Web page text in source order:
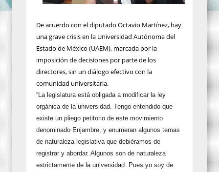
De acuerdo con el diputado Octavio Martínez, hay
una grave crisis en la Universidad Autónoma del
Estado de México (UAEM), marcada por la
imposición de decisiones por parte de los
directores, sin un diálogo efectivo con la
comunidad universitaria.
“La legislatura está obligada a modificar la ley
orgánica de la universidad. Tengo entendido que
existe un pliego petitorio de este movimiento
denominado Enjambre, y enumeran algunos temas
de naturaleza legislativa que debiéramos de
registrar y abordar. Algunos son de naturaleza
estrictamente de la universidad. Pues yo soy de